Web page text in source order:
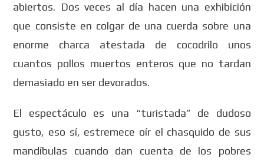
abiertos. Dos veces al día hacen una exhibición
que consiste en colgar de una cuerda sobre una
enorme charca atestada de cocodrilo unos
cuantos pollos muertos enteros que no tardan
demasiado en ser devorados.
El espectáculo es una “turistada” de dudoso
gusto, eso sí, estremece oír el chasquido de sus
mandíbulas cuando dan cuenta de los pobres